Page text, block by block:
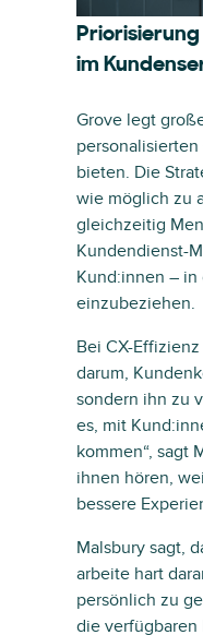
im
Grove legt
bieten. Die
wie möglich zu
gleichzeitig
Kundendienst-
Kund:innen –
einzubeziehen.
Bei CX-
darum,
sondern ihn zu
es, mit
kommen“, sagt
ihnen hören,
bessere
Malsbury sagt,
arbeite hart
persönlich zu
die